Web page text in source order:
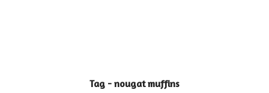
Tag - nougat muffins